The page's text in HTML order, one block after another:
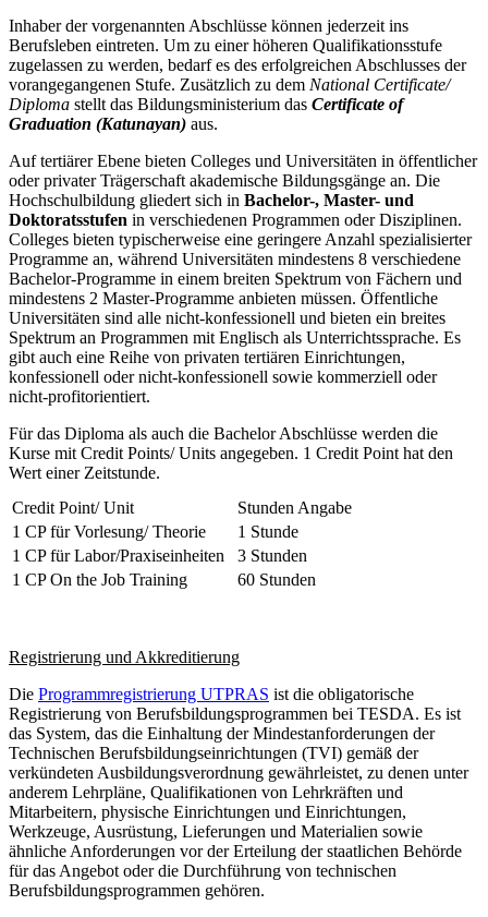
Inhaber der vorgenannten Abschlüsse können jederzeit ins
Berufsleben eintreten. Um zu einer höheren Qualifikationsstufe
zugelassen zu werden, bedarf es des erfolgreichen Abschlusses der
vorangegangenen Stufe. Zusätzlich zu dem National Certificate/
Diploma stellt das Bildungsministerium das Certificate of
Graduation (Katunayan) aus.
Auf tertiärer Ebene bieten Colleges und Universitäten in öffentlicher
oder privater Trägerschaft akademische Bildungsgänge an. Die
Hochschulbildung gliedert sich in Bachelor-, Master- und
Doktoratsstufen in verschiedenen Programmen oder Disziplinen.
Colleges bieten typischerweise eine geringere Anzahl spezialisierter
Programme an, während Universitäten mindestens 8 verschiedene
Bachelor-Programme in einem breiten Spektrum von Fächern und
mindestens 2 Master-Programme anbieten müssen. Öffentliche
Universitäten sind alle nicht-konfessionell und bieten ein breites
Spektrum an Programmen mit Englisch als Unterrichtssprache. Es
gibt auch eine Reihe von privaten tertiären Einrichtungen,
konfessionell oder nicht-konfessionell sowie kommerziell oder
nicht-profitorientiert.
Für das Diploma als auch die Bachelor Abschlüsse werden die
Kurse mit Credit Points/ Units angegeben. 1 Credit Point hat den
Wert einer Zeitstunde.
Credit Point/ Unit
Stunden Angabe
1 CP für Vorlesung/ Theorie
1 Stunde
1 CP für Labor/Praxiseinheiten
3 Stunden
1 CP On the Job Training
60 Stunden
Registrierung und Akkreditierung
Die Programmregistrierung UTPRAS ist die obligatorische
Registrierung von Berufsbildungsprogrammen bei TESDA. Es ist
das System, das die Einhaltung der Mindestanforderungen der
Technischen Berufsbildungseinrichtungen (TVI) gemäß der
verkündeten Ausbildungsverordnung gewährleistet, zu denen unter
anderem Lehrpläne, Qualifikationen von Lehrkräften und
Mitarbeitern, physische Einrichtungen und Einrichtungen,
Werkzeuge, Ausrüstung, Lieferungen und Materialien sowie
ähnliche Anforderungen vor der Erteilung der staatlichen Behörde
für das Angebot oder die Durchführung von technischen
Berufsbildungsprogrammen gehören.